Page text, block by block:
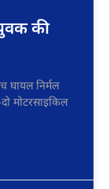
की
निर्मल
मोटरसाइकिल